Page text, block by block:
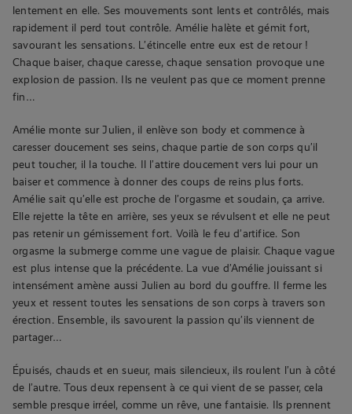
lentement en elle. Ses mouvements sont lents et contrôlés, mais
rapidement il perd tout contrôle. Amélie halète et gémit fort,
savourant les sensations. L’étincelle entre eux est de retour !
Chaque baiser, chaque caresse, chaque sensation provoque une
explosion de passion. Ils ne veulent pas que ce moment prenne
fin…
Amélie monte sur Julien, il enlève son body et commence à
caresser doucement ses seins, chaque partie de son corps qu’il
peut toucher, il la touche. Il l’attire doucement vers lui pour un
baiser et commence à donner des coups de reins plus forts.
Amélie sait qu’elle est proche de l’orgasme et soudain, ça arrive.
Elle rejette la tête en arrière, ses yeux se révulsent et elle ne peut
pas retenir un gémissement fort. Voilà le feu d’artifice. Son
orgasme la submerge comme une vague de plaisir. Chaque vague
est plus intense que la précédente. La vue d’Amélie jouissant si
intensément amène aussi Julien au bord du gouffre. Il ferme les
yeux et ressent toutes les sensations de son corps à travers son
érection. Ensemble, ils savourent la passion qu’ils viennent de
partager…
Épuisés, chauds et en sueur, mais silencieux, ils roulent l’un à côté
de l’autre. Tous deux repensent à ce qui vient de se passer, cela
semble presque irréel, comme un rêve, une fantaisie. Ils prennent